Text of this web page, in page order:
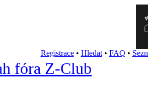
Registrace• Hledat• FAQ •
fóra Z-Club